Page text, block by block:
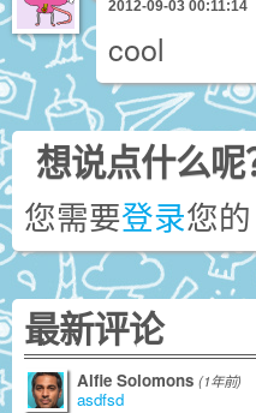
2012-09-03 00:11:14
cool
想说点什么呢
您需要登录您
最新评论
Alfie Solomons (1年前)
asdfsd